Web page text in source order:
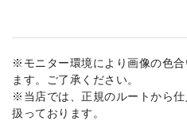
※モニター環境により画像の色
ます。ご了承ください。
※当店では、正規のルートから
扱っております。